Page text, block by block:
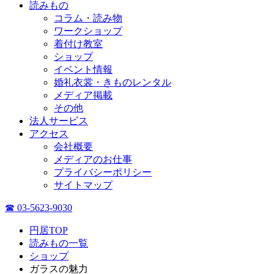
読みもの
コラム・読み物
ワークショップ
着付け教室
ショップ
イベント情報
婚礼衣裳・きものレンタル
メディア掲載
その他
法人サービス
アクセス
会社概要
メディアのお仕事
プライバシーポリシー
サイトマップ
☎ 03-5623-9030
円居TOP
読みもの一覧
ショップ
ガラスの魅力